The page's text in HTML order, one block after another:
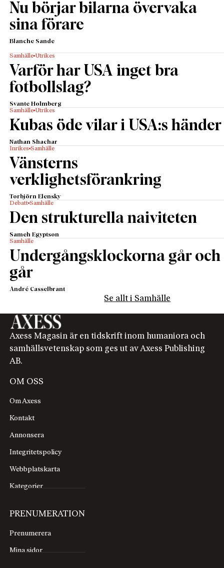
Nu börjar bilarna övervaka
sina förare
Blanche Sande
Samhälle Utrikes
Varför har USA inget bra
fotbollslag?
Svante Holmberg
Samhälle Utrikes
Kubas öde vilar i USA:s händer
Nathan Shachar
Inrikes Samhälle
Vänsterns
verklighetsförankring
Torbjörn Elensky
Debatt Samhälle
Den strukturella naiviteten
Sameh Egyptson
Samhälle
Undergångsklockorna går och
går
André Casselbrant
Se allt i Samhälle
Axess Magasin är en tidskrift inom humaniora och
samhällsvetenskap som ges ut av Axess Publishing
AB.
OM OSS
Om Axess
Kontakt
Annonsera
Integritetspolicy
Webbplatskarta
Kategorier
PRENUMERATION
Prenumerera
Mina sidor